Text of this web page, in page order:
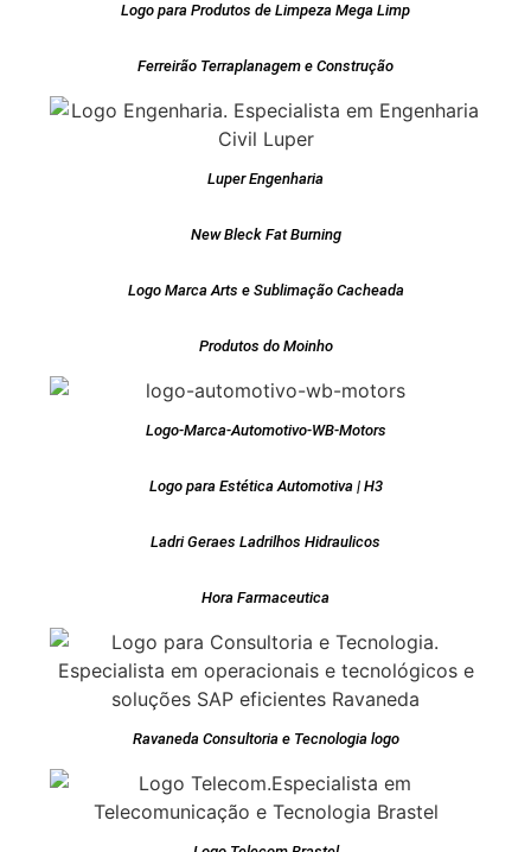
Logo para Produtos de Limpeza Mega Limp
Ferreirão Terraplanagem e Construção
Luper Engenharia
New Bleck Fat Burning
Logo Marca Arts e Sublimação Cacheada
Produtos do Moinho
Logo-Marca-Automotivo-WB-Motors
Logo para Estética Automotiva | H3
Ladri Geraes Ladrilhos Hidraulicos
Hora Farmaceutica
Ravaneda Consultoria e Tecnologia logo